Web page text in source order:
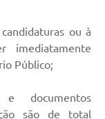
ou à
imediatamente
Público;
e documentos
são de total